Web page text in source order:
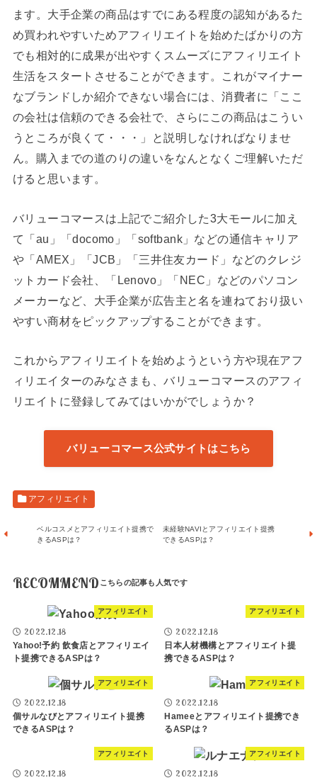
ます。大手企業の商品はすでにある程度の認知があるた
め買われやすいためアフィリエイトを始めたばかりの方
でも相対的に成果が出やすくスムーズにアフィリエイト
生活をスタートさせることができます。これがマイナー
なブランドしか紹介できない場合には、消費者に「ここ
の会社は信頼のできる会社で、さらにこの商品はこうい
うところが良くて・・・」と説明しなければなりませ
ん。購入までの道のりの違いをなんとなくご理解いただ
けると思います。
バリューコマースは上記でご紹介した3大モールに加え
て「au」「docomo」「softbank」などの通信キャリア
や「AMEX」「JCB」「三井住友カード」などのクレジ
ットカード会社、「Lenovo」「NEC」などのパソコン
メーカーなど、大手企業が広告主と名を連ねており扱い
やすい商材をピックアップすることができます。
これからアフィリエイトを始めようという方や現在アフ
ィリエイターのみなさまも、バリューコマースのアフィ
リエイトに登録してみてはいかがでしょうか？
バリューコマース公式サイトはこちら
アフィリエイト
ベルコスメとアフィリエイト提携で
きるASPは？
未経験NAVIとアフィリエイト提携
できるASPは？
RECOMMEND
アフィリエイト
2022.12.18
Yahoo!予約 飲食店とアフィリエイ
ト提携できるASPは？
アフィリエイト
2022.12.18
日本人材機構とアフィリエイト提
携できるASPは？
アフィリエイト
2022.12.18
個サルなびとアフィリエイト提携
できるASPは？
アフィリエイト
2022.12.18
Hameeとアフィリエイト提携でき
るASPは？
アフィリエイト
2022.12.18
アフィリエイト
2022.12.18